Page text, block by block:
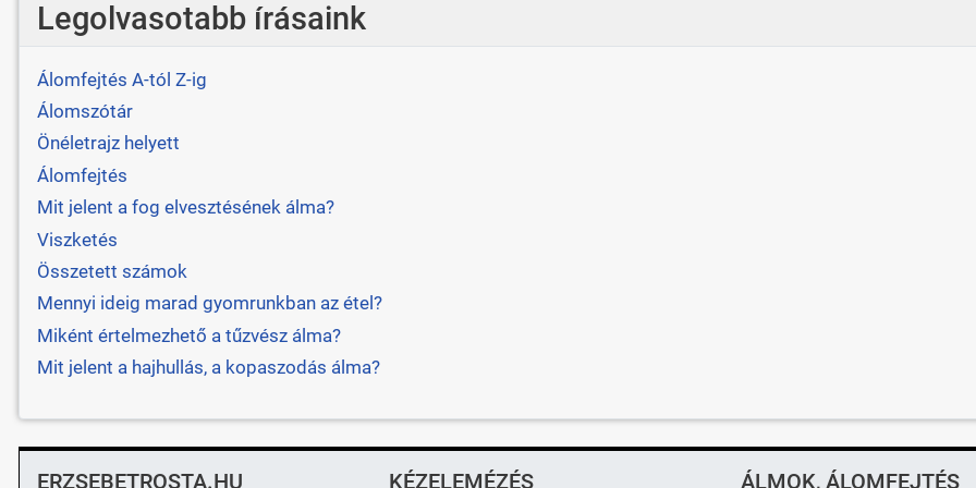
Legolvasotabb írásaink
Álomfejtés A-tól Z-ig
Álomszótár
Önéletrajz helyett
Álomfejtés
Mit jelent a fog elvesztésének álma?
Viszketés
Összetett számok
Mennyi ideig marad gyomrunkban az étel?
Miként értelmezhető a tűzvész álma?
Mit jelent a hajhullás, a kopaszodás álma?
ERZSEBETROSTA.HU KÉZELEMÉZÉS ÁLMOK, ÁLOMFEJTÉS